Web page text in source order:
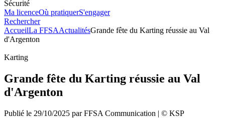
Sécurité
Ma licenceOù pratiquerS'engager
Rechercher
AccueilLa FFSAActualitésGrande fête du Karting réussie au Val
d'Argenton
Karting
Grande fête du Karting réussie au Val
d'Argenton
Publié le 29/10/2025 parFFSA Communication | © KSP